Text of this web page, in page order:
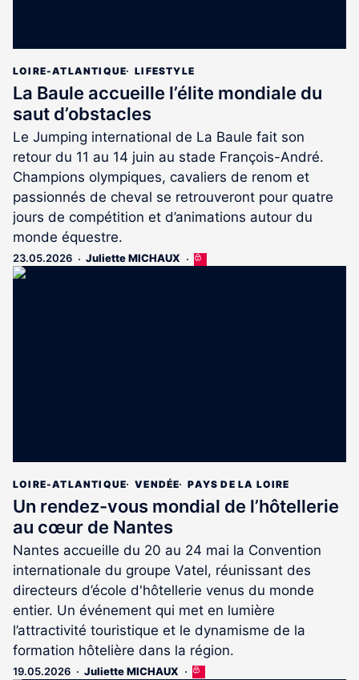
LOIRE-ATLANTIQUE LIFESTYLE
La Baule accueille l’élite mondiale du
saut d’obstacles
Le Jumping international de La Baule fait son
retour du 11 au 14 juin au stade François-André.
Champions olympiques, cavaliers de renom et
passionnés de cheval se retrouveront pour quatre
jours de compétition et d’animations autour du
monde équestre.
23.05.2026 Juliette MICHAUX
Cet
LOIRE-ATLANTIQUE VENDÉE PAYS DE LA LOIRE
Un rendez-vous mondial de l’hôtellerie
au cœur de Nantes
Nantes accueille du 20 au 24 mai la Convention
internationale du groupe Vatel, réunissant des
directeurs d’école d'hôtellerie venus du monde
entier. Un événement qui met en lumière
l’attractivité touristique et le dynamisme de la
formation hôtelière dans la région.
19.05.2026 Juliette MICHAUX
Cet